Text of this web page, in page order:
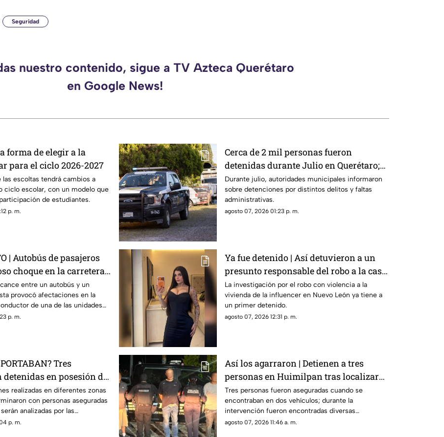
Seguridad
nuestro contenido, sigue a TV Azteca Querétaro
en Google News!
forma de elegir a la
para el ciclo 2026-2027
las escoltas tendrá cambios a
ciclo escolar, con un modelo que
de estudiantes.
p. m.
Cerca de 2 mil personas fueron
detenidas durante Julio en Querétaro;
estos fueron los principales motivos
Durante julio, autoridades municipales informaron
sobre detenciones por distintos delitos y faltas
administrativas.
agosto 07, 2026 01:23 p. m.
| Autobús de pasajeros
choque en la carretera
entre un autobús y un
provocó afectaciones en la
de una de las unidades
p. m.
Ya fue detenido | Así detuvieron a un
presunto responsable del robo a la casa
de Karely Ruiz
La investigación por el robo con violencia a la
vivienda de la influencer en Nuevo León ya tiene a
un primer detenido.
agosto 07, 2026 12:31 p. m.
Tres
detenidas en posesión de
en El Marqués
realizadas en diferentes zonas
con personas aseguradas
analizadas por las
p. m.
Así los agarraron | Detienen a tres
personas en Huimilpan tras localizar
presuntas sustancias ilegales
Tres personas fueron aseguradas cuando se
encontraban en dos vehículos; durante la
intervención fueron encontradas diversas
sustancias.
agosto 07, 2026 11:46 a. m.